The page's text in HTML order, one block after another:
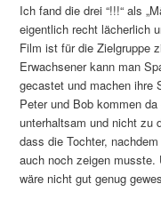
Ich fand die drei “!!!“ als
eigentlich recht lächerlich
Film ist für die Zielgruppe
Erwachsener kann man
gecastet und machen ihre
Peter und Bob kommen
unterhaltsam und nicht zu
dass die Tochter,
auch noch zeigen musste.
wäre nicht gut genug